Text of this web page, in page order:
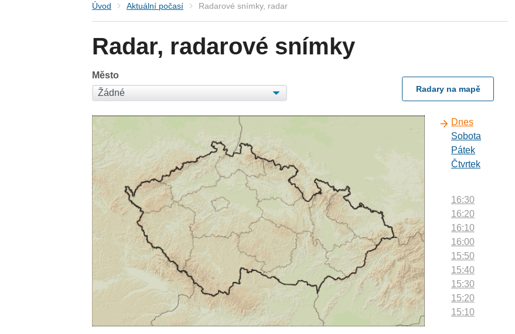
Úvod Aktuální počasí Radarové snímky, radar
Radar, radarové snímky
Město
Radary na mapě
Dnes
Sobota
Pátek
Čtvrtek
16:30
16:20
16:10
16:00
15:50
15:40
15:30
15:20
15:10